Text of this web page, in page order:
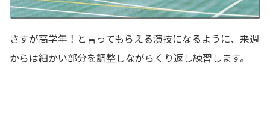
さすが高学年！と言ってもらえる演技になるように、来週
からは細かい部分を調整しながらくり返し練習します。